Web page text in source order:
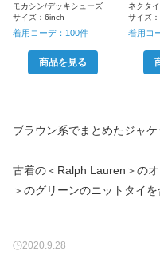
モカシン/デッキシューズ
サイズ： 6inch
着用コーデ： 100件
商品を見る
ネクタイ
サイズ：
着用コ
ブラウン系でまとめたジャケ
古着の＜Ralph Lauren＞の
＞のグリーンのニットタイを
2020.9.28